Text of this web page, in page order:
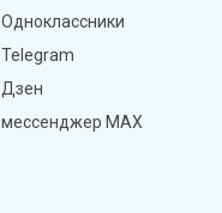
Одноклассники
Telegram
Дзен
мессенджер MAX